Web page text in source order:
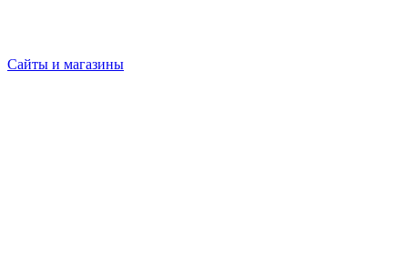
Сайты и магазины